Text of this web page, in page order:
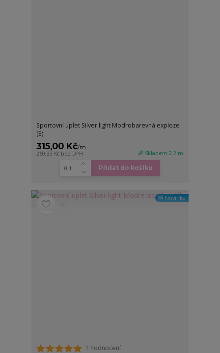
Sportovní úplet Silver light Modrobarevná exploze
(E)
315,00 Kč/m
260,33 Kč bez DPH 🌈 Skladem 2.2 m
Přidat do košíku
🆕 Novinka
1 hodnocení